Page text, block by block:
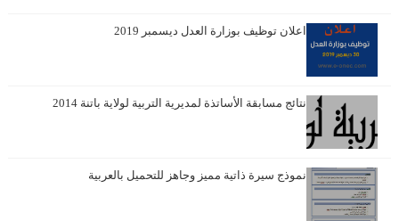
اعلان توظيف بوزارة العدل ديسمبر 2019
نتائج مسابقة الأساتذة لمديرية التربية لولاية باتنة 2014
نموذج سيرة ذاتية مميز وجاهز للتحميل بالعربية